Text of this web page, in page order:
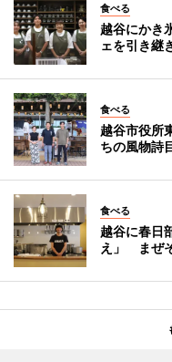
食べる
越谷にかき
ェを引き継
食べる
越谷市役所
ちの風物詩
食べる
越谷に春日
え」 まぜ